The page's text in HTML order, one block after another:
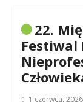
22.
Festiwal
1 czerwca, 2026